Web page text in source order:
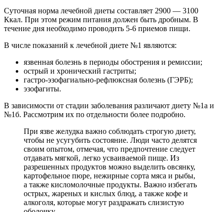
Суточная норма лечебной диеты составляет 2900 — 3100
Ккал. При этом режим питания должен быть дробным. В
течение дня необходимо проводить 5-6 приемов пищи.
В числе показаний к лечебной диете №1 являются:
язвенная болезнь в периоды обострения и ремиссии;
острый и хронический гастриты;
гастро-эзофагиально-рефлюксная болезнь (ГЭРБ);
эзофагиты.
В зависимости от стадии заболевания различают диету №1а и
№1б. Рассмотрим их по отдельности более подробно.
При язве желудка важно соблюдать строгую диету,
чтобы не усугубить состояние. Люди часто делятся
своим опытом, отмечая, что предпочтение следует
отдавать мягкой, легко усваиваемой пище. Из
разрешенных продуктов можно выделить овсянку,
картофельное пюре, нежирные сорта мяса и рыбы,
а также кисломолочные продукты. Важно избегать
острых, жареных и кислых блюд, а также кофе и
алкоголя, которые могут раздражать слизистую